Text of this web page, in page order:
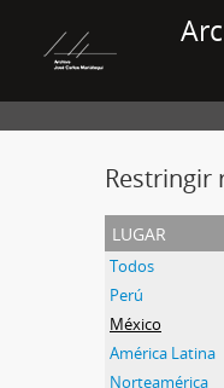
Restringir
lugar
Todos
Perú
México
América Latina
Norteamérica